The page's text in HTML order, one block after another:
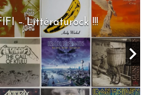
– Littératurock !!!